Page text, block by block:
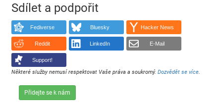
Sdílet a podpořit
Fediverse Bluesky Hacker News
Reddit LinkedIn E-Mail
Support!
Některé služby nemusí respektovat Vaše práva a soukromý.Dozvědět se více.
Přidejte se k nám